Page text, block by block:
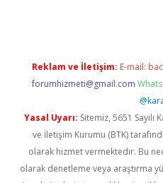
Reklam ve İletişim: E-mail:
forumhizmeti@gmail.com
Yasal Uyarı: Sitemiz, 5651
ve İletişim Kurumu (BTK)
olarak hizmet vermektedir. Bu
olarak denetleme veya araştırma